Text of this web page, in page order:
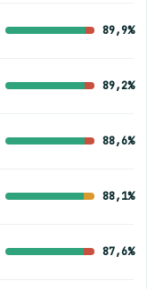
89,9%
89,2%
88,6%
88,1%
87,6%